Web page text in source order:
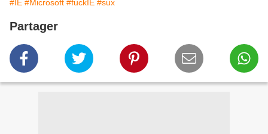
#IE #Microsoft #fuckIE #sux
Partager